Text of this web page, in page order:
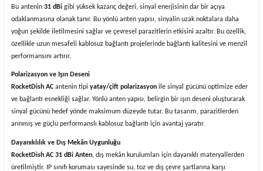
Bu antenin 31 dBi gibi yüksek kazanç değeri, sinyal enerjisinin dar bir açıya
odaklanmasına olanak tanır. Bu yönlü anten yapısı, sinyalin uzak noktalara daha
yoğun şekilde iletilmesini sağlar ve çevresel parazitlerin etkisini azaltır. Bu özellik,
özellikle uzun mesafeli kablosuz bağlantı projelerinde bağlantı kalitesini ve menzil
performansını artırır.
Polarizasyon ve Işın Deseni
RocketDish AC antenin tipi yatay/çift polarizasyon ile sinyal gücünü optimize eder
ve bağlantı esnekliği sağlar. Yönlü anten yapısı, belirgin bir ışın deseni oluşturarak
sinyal gücünü hedef yönde maksimum düzeyde tutar. Bu tasarım, parazitlerden
arınmış ve güçlü performanslı kablosuz bağlantı için avantaj yaratır.
Dayanıklılık ve Dış Mekân Uygunluğu
RocketDish AC 31 dBi Anten, dış mekân kurulumları için dayanıklı materyallerden
üretilmiştir. IP sınıfı koruması sayesinde su, toz ve dış çevre şartlarına karşı